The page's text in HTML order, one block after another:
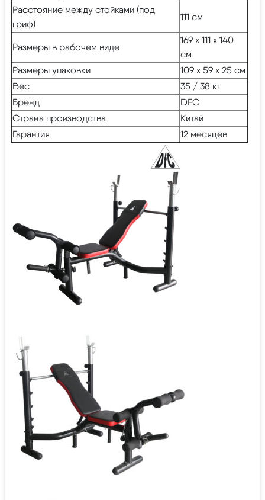
Расстояние между стойками (под
гриф)
111 см
Размеры в рабочем виде
169 х 111 х 140
см
Размеры упаковки
109 х 59 х 25 см
Вес
35 / 38 кг
Бренд
DFC
Страна производства
Китай
Гарантия
12 месяцев